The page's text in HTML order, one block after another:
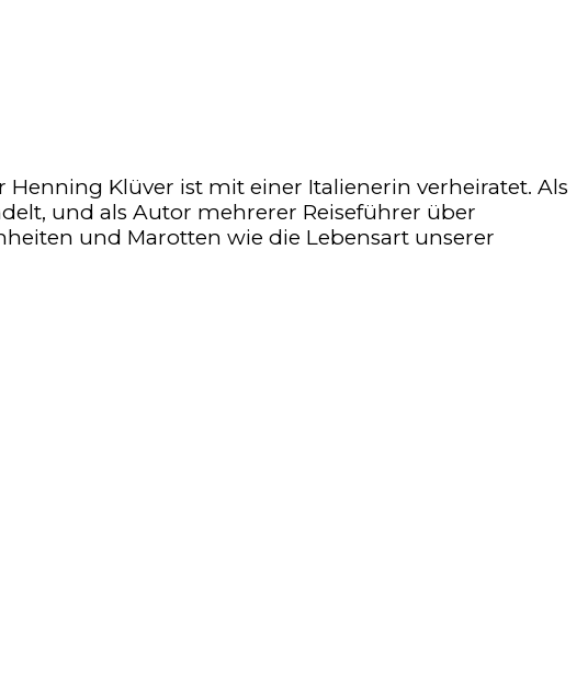
Klüver ist mit einer Italienerin verheiratet. Als
und als Autor mehrerer Reiseführer über
und Marotten wie die Lebensart unserer